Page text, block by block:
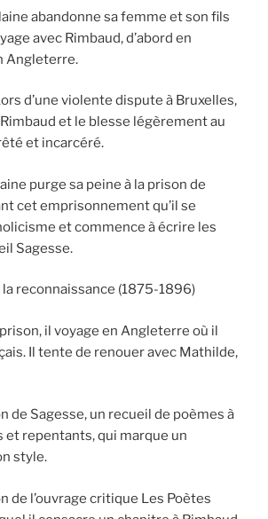
abandonne sa femme et son fils
avec Rimbaud, d’abord en
Angleterre.
d’une violente dispute à Bruxelles,
et le blesse légèrement au
et incarcéré.
purge sa peine à la prison de
cet emprisonnement qu’il se
et commence à écrire les
Sagesse.
reconnaissance (1875-1896)
il voyage en Angleterre où il
Il tente de renouer avec Mathilde,
de Sagesse, un recueil de poèmes à
et repentants, qui marque un
style.
de l’ouvrage critique Les Poètes